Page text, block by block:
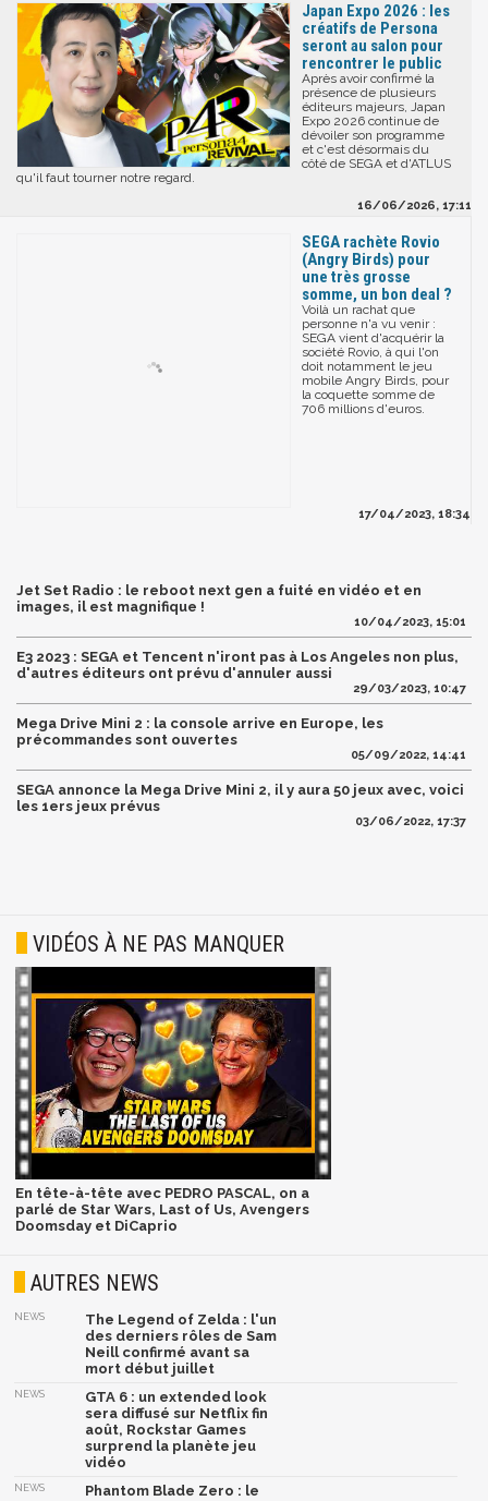
Japan Expo 2026 : les
créatifs de Persona
seront au salon pour
rencontrer le public
Après avoir confirmé la
présence de plusieurs
éditeurs majeurs, Japan
Expo 2026 continue de
dévoiler son programme
et c'est désormais du
côté de SEGA et d'ATLUS
qu'il faut tourner notre regard.
16/06/2026, 17:11
SEGA rachète Rovio
(Angry Birds) pour
une très grosse
somme, un bon deal ?
Voilà un rachat que
personne n'a vu venir :
SEGA vient d'acquérir la
société Rovio, à qui l'on
doit notamment le jeu
mobile Angry Birds, pour
la coquette somme de
706 millions d'euros.
17/04/2023, 18:34
Jet Set Radio : le reboot next gen a fuité en vidéo et en
images, il est magnifique !
10/04/2023, 15:01
E3 2023 : SEGA et Tencent n'iront pas à Los Angeles non plus,
d'autres éditeurs ont prévu d'annuler aussi
29/03/2023, 10:47
Mega Drive Mini 2 : la console arrive en Europe, les
précommandes sont ouvertes
05/09/2022, 14:41
SEGA annonce la Mega Drive Mini 2, il y aura 50 jeux avec, voici
les 1ers jeux prévus
03/06/2022, 17:37
VIDÉOS À NE PAS MANQUER
En tête-à-tête avec PEDRO PASCAL, on a
parlé de Star Wars, Last of Us, Avengers
Doomsday et DiCaprio
AUTRES NEWS
NEWS
The Legend of Zelda : l'un
des derniers rôles de Sam
Neill confirmé avant sa
mort début juillet
NEWS
GTA 6 : un extended look
sera diffusé sur Netflix fin
août, Rockstar Games
surprend la planète jeu
vidéo
NEWS
Phantom Blade Zero : le